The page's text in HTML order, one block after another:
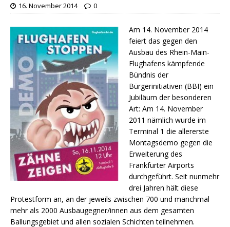
16. November 2014 0
Am 14. November 2014
feiert das gegen den
Ausbau des Rhein-Main-
Flughafens kämpfende
Bündnis der
Bürgerinitiativen (BBI) ein
Jubiläum der besonderen
Art: Am 14. November
2011 nämlich wurde im
Terminal 1 die allererste
Montagsdemo gegen die
Erweiterung des
Frankfurter Airports
durchgeführt. Seit nunmehr
drei Jahren hält diese
Protestform an, an der jeweils zwischen 700 und manchmal
mehr als 2000 Ausbaugegner/innen aus dem gesamten
Ballungsgebiet und allen sozialen Schichten teilnehmen.